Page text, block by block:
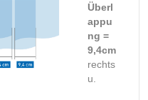
Überl
appu
ng =
9,4cm
rechts
u.